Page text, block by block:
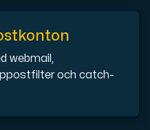
och obegränsat antal
webmail,
och catch-